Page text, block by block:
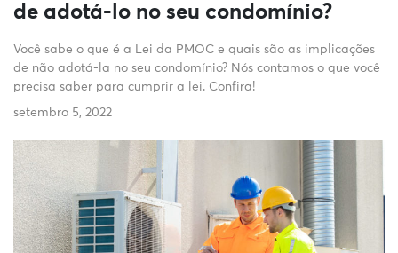
de adotá-lo no seu condomínio?
Você sabe o que é a Lei da PMOC e quais são as implicações
de não adotá-la no seu condomínio? Nós contamos o que você
precisa saber para cumprir a lei. Confira!
setembro 5, 2022